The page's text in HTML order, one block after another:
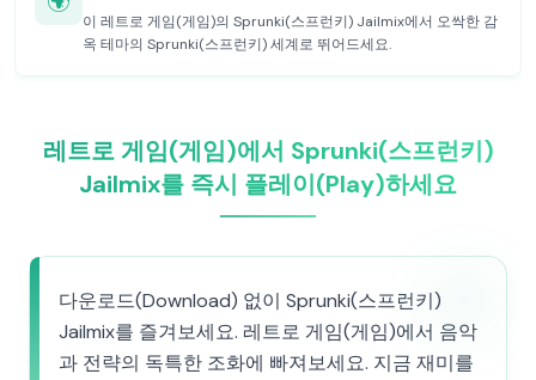
이 레트로 게임(게임)의 Sprunki(스프런키) Jailmix에서 오싹한 감
옥 테마의 Sprunki(스프런키) 세계로 뛰어드세요.
레트로 게임(게임)에서 Sprunki(스프런키)
Jailmix를 즉시 플레이(Play)하세요
다운로드(Download) 없이 Sprunki(스프런키)
Jailmix를 즐겨보세요. 레트로 게임(게임)에서 음악
과 전략의 독특한 조화에 빠져보세요. 지금 재미를